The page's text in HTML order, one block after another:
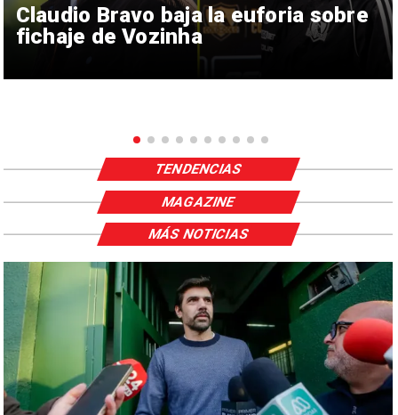
Claudio Bravo baja la euforia sobre
fichaje de Vozinha
TENDENCIAS
MAGAZINE
MÁS NOTICIAS